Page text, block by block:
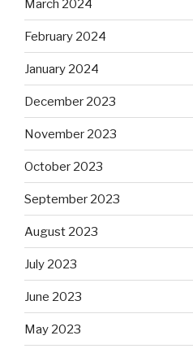
March 2024
February 2024
January 2024
December 2023
November 2023
October 2023
September 2023
August 2023
July 2023
June 2023
May 2023